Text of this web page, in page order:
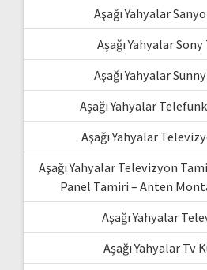
Aşağı Yahyalar
Aşağı Yahyalar
Aşağı Yahyalar
Aşağı Yahyalar
Aşağı Yahyalar
Aşağı Yahyalar Televizyon
Panel Tamiri – Anten
Aşağı Yahyalar
Aşağı Yahyalar Tv